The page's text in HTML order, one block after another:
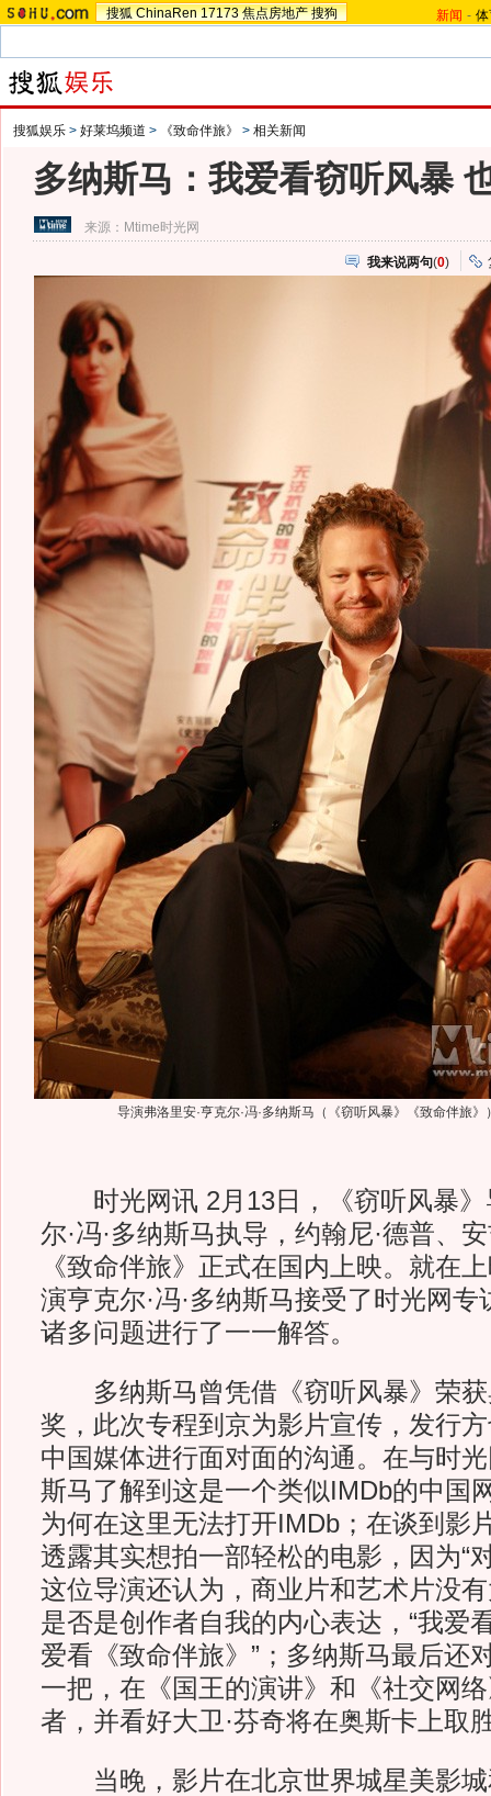
搜狐 ChinaRen 17173 焦点房地产 搜狗 新闻 -
搜狐娱乐 > 好莱坞频道 > 《致命伴旅》 > 相关新闻
多纳斯马：我爱看窃听风暴
来源： Mtime时光网
我来说两句(0)
导演弗洛里安·亨克尔·冯·多纳斯马（《窃听风暴》《致命伴旅》
时光网讯 2月13日，《窃听风暴》
尔·冯·多纳斯马执导，约翰尼·德普、
《致命伴旅》正式在国内上映。就在
演亨克尔·冯·多纳斯马接受了时光网
诸多问题进行了一一解答。
多纳斯马曾凭借《窃听风暴》荣获
奖，此次专程到京为影片宣传，发行
中国媒体进行面对面的沟通。在与时
斯马了解到这是一个类似IMDb的中国
为何在这里无法打开IMDb；在谈到影
透露其实想拍一部轻松的电影，因为“
这位导演还认为，商业片和艺术片没
是否是创作者自我的内心表达，“我爱
爱看《致命伴旅》”；多纳斯马最后还
一把，在《国王的演讲》和《社交网
者，并看好大卫·芬奇将在奥斯卡
当晚，影片在北京世界城星美影城